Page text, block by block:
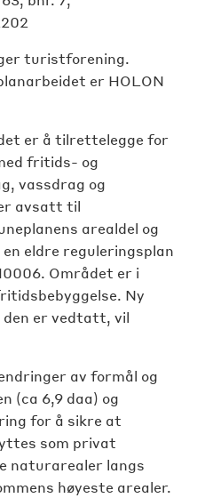
turistforening.
er HOLON
er å tilrettelegge for
fritids- og
vassdrag og
avsatt til
arealdel og
eldre reguleringsplan
Området er i
Ny
er vedtatt, vil
av formål og
(ca 6,9 daa) og
for å sikre at
som privat
naturarealer langs
høyeste arealer.